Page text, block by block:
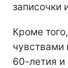
записочки
Кроме
чувствами
60-летия и